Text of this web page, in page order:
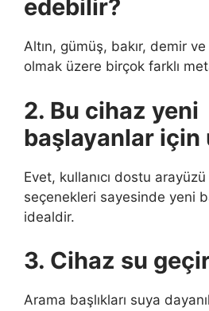
edebilir?
Altın, gümüş, bakır, demir
olmak üzere birçok farklı
2. Bu cihaz yeni
başlayanlar için
Evet, kullanıcı dostu
seçenekleri sayesinde yeni
idealdir.
3. Cihaz su
Arama başlıkları suya